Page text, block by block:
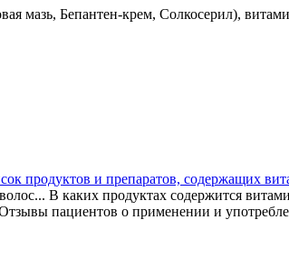
мазь, Бепантен-крем, Солкосерил),
продуктов и препаратов, содержащих
В каких продуктах содержится
пациентов о применении и